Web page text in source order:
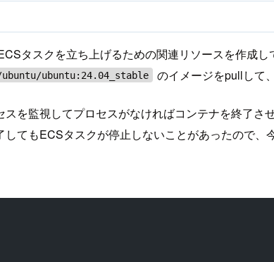
タスクを立ち上げるための関連リソースを作成し
ubuntu:24.04_stable のイメージをpullして
を監視してプロセスがなければコンテナを終了さ
てもECSタスクが停止しないことがあったので